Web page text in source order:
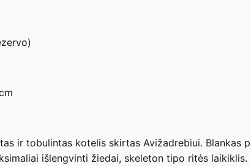
ir tobulintas kotelis skirtas Avižadrebiui.
išlengvinti žiedai, skeleton tipo ritės